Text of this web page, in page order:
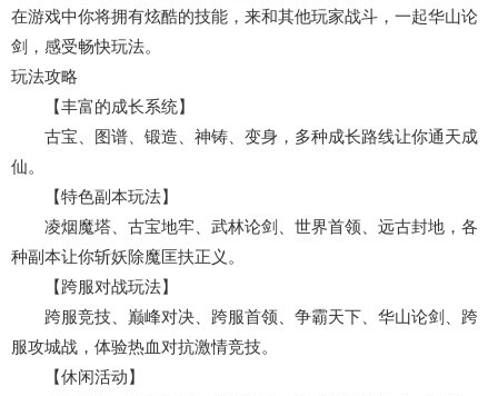
在游戏中你将拥有炫酷的技能，来和其他玩家战斗，一起华山论
剑，感受畅快玩法。
玩法攻略
【丰富的成长系统】
古宝、图谱、锻造、神铸、变身，多种成长路线让你通天成
仙。
【特色副本玩法】
凌烟魔塔、古宝地牢、武林论剑、世界首领、远古封地，各
种副本让你斩妖除魔匡扶正义。
【跨服对战玩法】
跨服竞技、巅峰对决、跨服首领、争霸天下、华山论剑、跨
服攻城战，体验热血对抗激情竞技。
【休闲活动】